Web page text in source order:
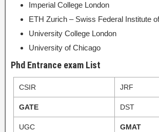
Imperial College London
ETH Zurich – Swiss Federal Institute
University College London
University of Chicago
Phd Entrance exam List
CSIR JRF
GATE DST
UGC GMAT